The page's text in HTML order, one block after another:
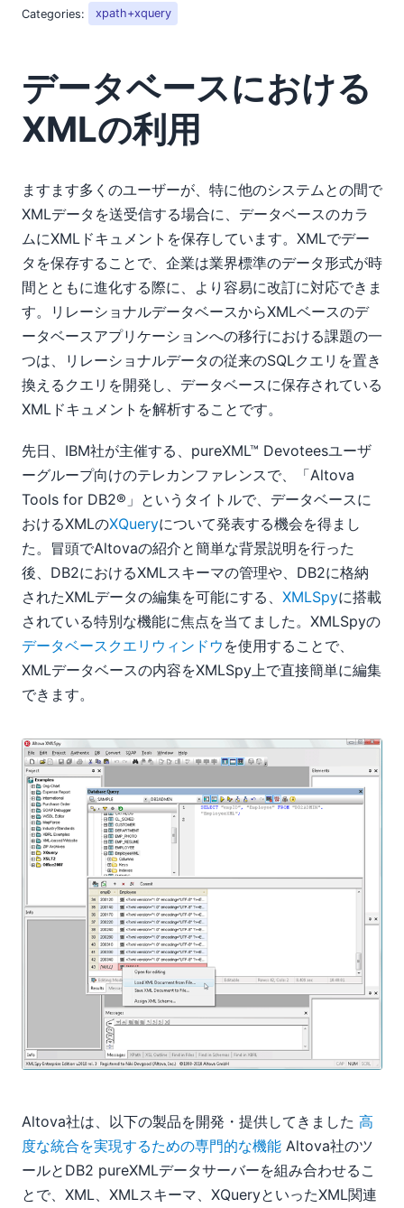
2009
Categories: xpath+xquery
データベースにおける
XMLの利用
ますます多くのユーザーが、特に他のシステムとの間で
XMLデータを送受信する場合に、データベースのカラ
ムにXMLドキュメントを保存しています。XMLでデー
タを保存することで、企業は業界標準のデータ形式が時
間とともに進化する際に、より容易に改訂に対応できま
す。リレーショナルデータベースからXMLベースのデ
ータベースアプリケーションへの移行における課題の一
つは、リレーショナルデータの従来のSQLクエリを置き
換えるクエリを開発し、データベースに保存されている
XMLドキュメントを解析することです。
先日、IBM社が主催する、pureXML™ Devoteesユーザ
ーグループ向けのテレカンファレンスで、「Altova
Tools for DB2®」というタイトルで、データベースに
おけるXMLのXQueryについて発表する機会を得まし
た。冒頭でAltovaの紹介と簡単な背景説明を行った
後、DB2におけるXMLスキーマの管理や、DB2に格納
されたXMLデータの編集を可能にする、 XMLSpyに搭載
されている特別な機能に焦点を当てました。XMLSpyの
データベースクエリウィンドウ を使用することで、
XMLデータベースの内容をXMLSpy上で直接簡単に編集
できます。
Altova社は、以下の製品を開発・提供してきました 高
度な統合を実現するための専門的な機能 Altova社のツ
ールとDB2 pureXMLデータサーバーを組み合わせるこ
とで、XML、XMLスキーマ、XQueryといったXML関連